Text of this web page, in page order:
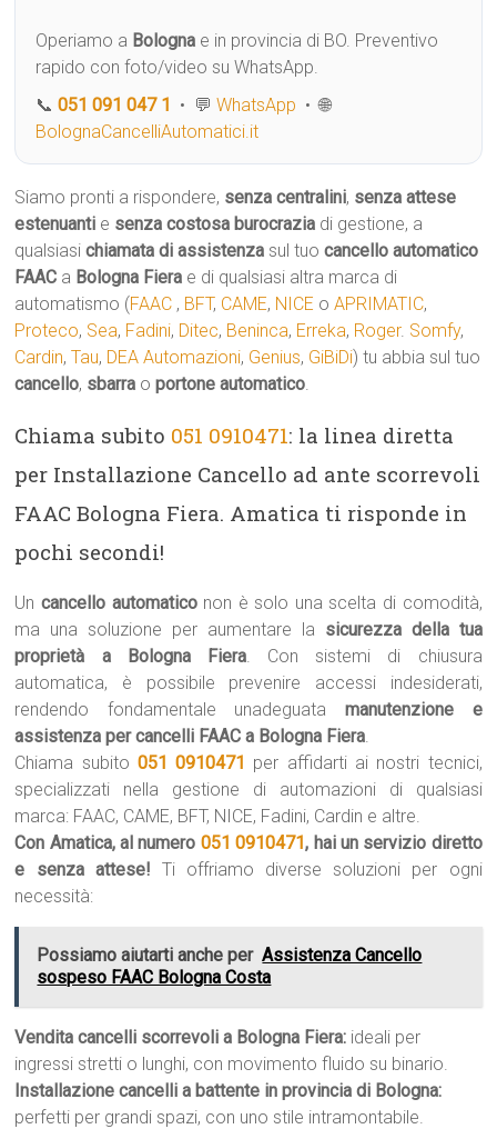
Operiamo a Bologna e in provincia di BO. Preventivo
rapido con foto/video su WhatsApp.
📞051 091 047 1 • 💬WhatsApp • 🌐
BolognaCancelliAutomatici.it
Siamo pronti a rispondere, senza centralini, senza attese
estenuanti e senza costosa burocrazia di gestione, a
qualsiasichiamata di assistenza sul tuocancello automatico
FAAC a Bologna Fiera e di qualsiasi altra marca di
automatismo (FAAC , BFT, CAME, NICE oAPRIMATIC,
Proteco, Sea, Fadini, Ditec, Beninca, Erreka, Roger. Somfy,
Cardin,Tau, DEA Automazioni, Genius, GiBiDi) tu abbia sul tuo
cancello, sbarra oportone automatico.
Chiama subito 051 0910471: la linea diretta
per Installazione Cancello ad ante scorrevoli
FAAC Bologna Fiera. Amatica ti risponde in
pochi secondi!
Uncancello automaticonon è solo una scelta di comodità,
ma una soluzione per aumentare la sicurezza della tua
proprietà a Bologna Fiera. Con sistemi di chiusura
automatica, è possibile prevenire accessi indesiderati,
rendendo fondamentale unadeguatamanutenzione e
assistenza per cancelli FAAC a Bologna Fiera.
Chiama subito 051 0910471 per affidarti ai nostri tecnici,
specializzati nella gestione di automazioni di qualsiasi
marca: FAAC, CAME, BFT, NICE, Fadini, Cardin e altre.
Con Amatica, al numero 051 0910471, hai un servizio diretto
e senza attese! Ti offriamo diverse soluzioni per ogni
necessità:
Possiamo aiutarti anche per Assistenza Cancello
sospeso FAAC Bologna Costa
Vendita cancelli scorrevoli a Bologna Fiera: ideali per
ingressi stretti o lunghi, con movimento fluido su binario.
Installazione cancelli a battente in provincia di Bologna:
perfetti per grandi spazi, con uno stile intramontabile.